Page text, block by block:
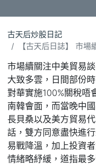
古天后炒股日記
【古天后日誌】 市場續關
市場續關注中美貿易
大致多雲，日間部份
對華實施100%關稅唔
南韓會面，而當晚中
長貝桑以及美方貿易
話，雙方同意盡快進
易戰降溫，加上投資
情緒略紓緩，道指最